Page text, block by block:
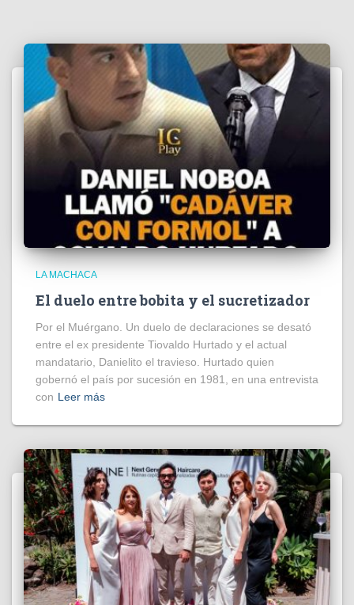
LA MACHACA
El duelo entre bobita y el sucretizador
Por el Muérgano. Un duelo de declaraciones se desató
entre el ex presidente Tiovaldo Hurtado y el actual
mandatario, Danielito el travieso. Hurtado quien
gobernó el país por sucesión en 1981, en una entrevista
con Leer más